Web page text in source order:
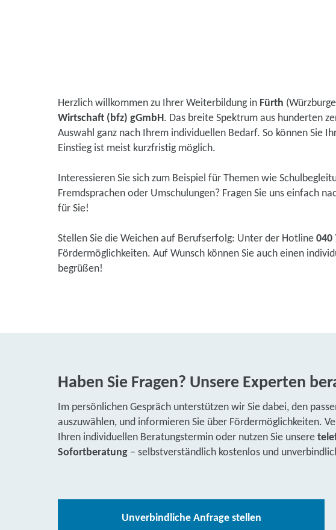
Herzlich willkommen zu Ihrer Weiterbildung in Fürth
Wirtschaft (bfz) gGmbH. Das breite Spektrum aus hunderten
Auswahl ganz nach Ihrem individuellen Bedarf. So können Sie
Einstieg ist meist kurzfristig möglich.
Interessieren Sie sich zum Beispiel für Themen wie
Fremdsprachen oder Umschulungen? Fragen Sie uns einfach
für Sie!
Stellen Sie die Weichen auf Berufserfolg: Unter der Hotline 040
Fördermöglichkeiten. Auf Wunsch können Sie auch einen
begrüßen!
Haben Sie Fragen? Unsere Experten
Im persönlichen Gespräch unterstützen wir Sie dabei, den
auszuwählen, und informieren Sie über Fördermöglichkeiten.
Ihren individuellen Beratungstermin oder nutzen Sie unsere
Sofortberatung – selbstverständlich kostenlos und
Unverbindliche Anfrage stellen